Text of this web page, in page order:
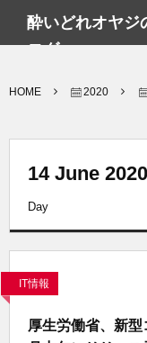
酔いどれオヤジ
ログwp
HOME 2020
14 June 2020
Day
IT情報
厚生労働省、新